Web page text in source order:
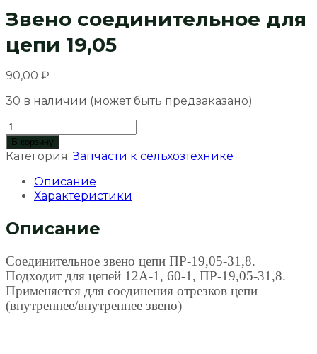
Звено соединительное для
цепи 19,05
90,00 ₽
30 в наличии (может быть предзаказано)
Количество
товара
Звено
для
цепи
В корзину
Категория:Запчасти к сельхозтехнике
Описание
Характеристики
Описание
Соединительное звено цепи ПР-19,05-31,8.
Подходит для цепей 12A-1, 60-1, ПР-19,05-31,8.
Применяется для соединения отрезков цепи
(внутреннее/внутреннее звено)